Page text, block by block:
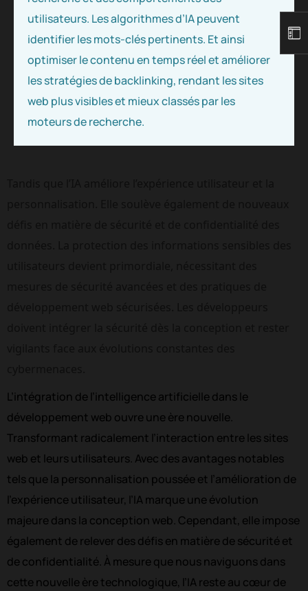
utilisateurs. Les algorithmes d’IA peuvent
identifier les mots-clés pertinents. Et ainsi
optimiser le contenu en temps réel et améliorer
les stratégies de backlinking, rendant les sites
web plus visibles et mieux classés par les
moteurs de recherche.
L’intégration de l’intelligence artificielle dans le
développement web ouvre une ère nouvelle.
Transformant radicalement l’interaction entre les sites
web et leurs utilisateurs. Avec des avantages notables
tels que la personnalisation poussée et l’amélioration de
l’expérience utilisateur, l’IA marque une évolution
majeure dans la conception web. Cependant, elle impose
également de relever des défis en matière de sécurité et
de confidentialité. À mesure que nous naviguons dans
cette nouvelle ère technologique, l’IA reste au cœur de